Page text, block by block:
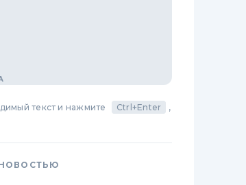
текст и нажмите Ctrl+Enter
,